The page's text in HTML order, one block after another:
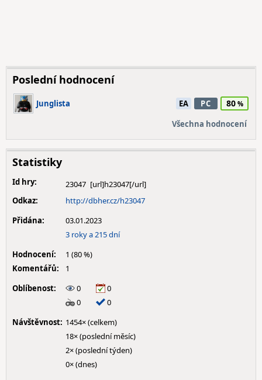
Poslední hodnocení
Junglista EA PC 80
Všechna hodnocení
Statistiky
Id hry:
23047
Odkaz:
http://dbher.cz/h23047
Přidána:
03.01.2023
3 roky a 215 dní
Hodnocení:
1 (80 %)
Komentářů:
1
Oblíbenost:
0
0
0
0
Návštěvnost: 1454× (celkem)
18× (poslední měsíc)
2× (poslední týden)
0× (dnes)